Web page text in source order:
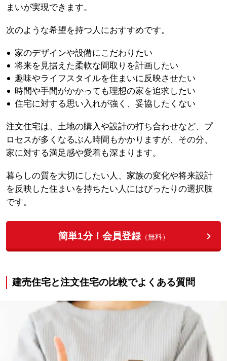
まいが実現できます。
次のような希望を持つ人におすすめです。
家のデザインや設備にこだわりたい
将来を見据えた柔軟な間取りを計画したい
趣味やライフスタイルを住まいに反映させたい
時間や手間がかかっても理想の家を追求したい
住宅に対する思い入れが強く、妥協したくない
注文住宅は、土地の購入や設計の打ち合わせなど、プ
ロセスが多くなるぶん時間もかかりますが、その分、
家に対する満足感や愛着も深まります。
暮らしの質を大切にしたい人、家族の変化や将来設計
を反映した住まいを持ちたい人にはぴったりの選択肢
です。
簡単1分！会員登録（無料）
建売住宅と注文住宅の比較でよくある質問